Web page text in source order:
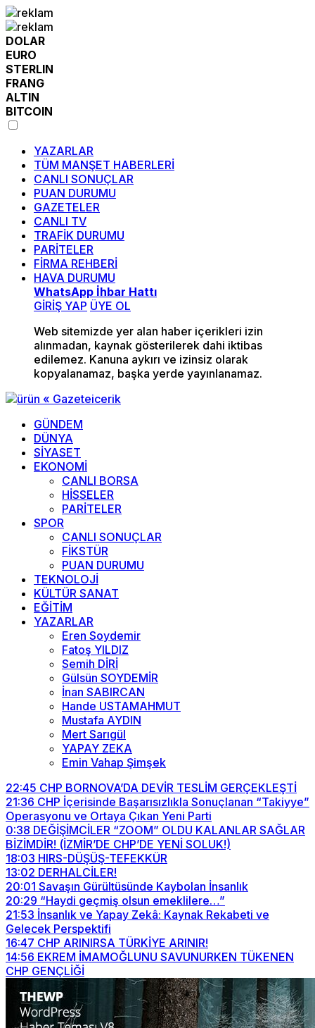
DOLAR
EURO
STERLIN
FRANG
ALTIN
BITCOIN
YAZARLAR
TÜM MANŞET HABERLERİ
CANLI SONUÇLAR
PUAN DURUMU
GAZETELER
CANLI TV
TRAFİK DURUMU
PARİTELER
FİRMA REHBERİ
HAVA DURUMU
WhatsApp İhbar Hattı
GİRİŞ YAP ÜYE OL
Web sitemizde yer alan haber içerikleri izin
alınmadan, kaynak gösterilerek dahi iktibas
edilemez. Kanuna aykırı ve izinsiz olarak
kopyalanamaz, başka yerde yayınlanamaz.
GÜNDEM
DÜNYA
SİYASET
EKONOMİ
CANLI BORSA
HİSSELER
PARİTELER
SPOR
CANLI SONUÇLAR
FİKSTÜR
PUAN DURUMU
TEKNOLOJİ
KÜLTÜR SANAT
EĞİTİM
YAZARLAR
Eren Soydemir
Fatoş YILDIZ
Semih DİRİ
Gülsün SOYDEMİR
İnan SABIRCAN
Hande USTAMAHMUT
Mustafa AYDIN
Mert Sarıgül
YAPAY ZEKA
Emin Vahap Şimşek
22:45 CHP BORNOVA’DA DEVİR TESLİM GERÇEKLEŞTİ
21:36 CHP İçerisinde Başarısızlıkla Sonuçlanan “Takiyye”
Operasyonu ve Ortaya Çıkan Yeni Parti
0:38 DEĞİŞİMCİLER “ZOOM” OLDU KALANLAR SAĞLAR
BİZİMDİR! (İZMİR’DE CHP’DE YENİ SOLUK!)
18:03 HIRS-DÜŞÜŞ-TEFEKKÜR
13:02 DERHALCİLER!
20:01 Savaşın Gürültüsünde Kaybolan İnsanlık
20:29 “Haydi geçmiş olsun emeklilere…”
21:53 İnsanlık ve Yapay Zekâ: Kaynak Rekabeti ve
Gelecek Perspektifi
16:47 CHP ARINIRSA TÜRKİYE ARINIR!
14:56 EKREM İMAMOĞLUNU SAVUNURKEN TÜKENEN
CHP GENÇLİĞİ